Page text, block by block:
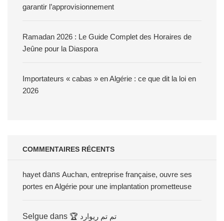
garantir l’approvisionnement
Ramadan 2026 : Le Guide Complet des Horaires de
Jeûne pour la Diaspora
Importateurs « cabas » en Algérie : ce que dit la loi en
2026
COMMENTAIRES RÉCENTS
hayet dans Auchan, entreprise française, ouvre ses
portes en Algérie pour une implantation prometteuse
Selgue dans 🏆 تم تم ريوارد